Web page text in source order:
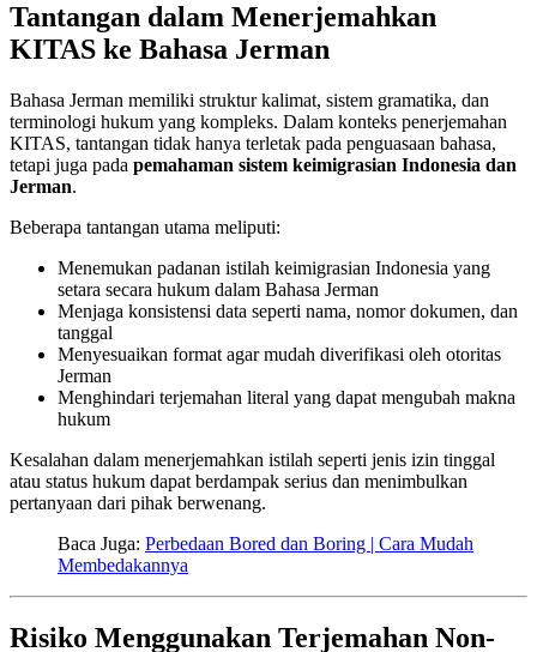
Tantangan dalam Menerjemahkan
KITAS ke Bahasa Jerman
Bahasa Jerman memiliki struktur kalimat, sistem gramatika, dan
terminologi hukum yang kompleks. Dalam konteks penerjemahan
KITAS, tantangan tidak hanya terletak pada penguasaan bahasa,
tetapi juga pada pemahaman sistem keimigrasian Indonesia dan
Jerman.
Beberapa tantangan utama meliputi:
Menemukan padanan istilah keimigrasian Indonesia yang
setara secara hukum dalam Bahasa Jerman
Menjaga konsistensi data seperti nama, nomor dokumen, dan
tanggal
Menyesuaikan format agar mudah diverifikasi oleh otoritas
Jerman
Menghindari terjemahan literal yang dapat mengubah makna
hukum
Kesalahan dalam menerjemahkan istilah seperti jenis izin tinggal
atau status hukum dapat berdampak serius dan menimbulkan
pertanyaan dari pihak berwenang.
Baca Juga: Perbedaan Bored dan Boring | Cara Mudah
Membedakannya
Risiko Menggunakan Terjemahan Non-